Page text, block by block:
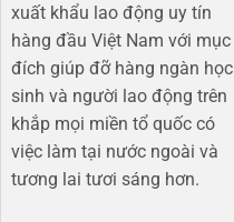
xuất khẩu lao động uy tín
hàng đầu Việt Nam với mục
đích giúp đỡ hàng ngàn học
sinh và người lao động trên
khắp mọi miền tổ quốc có
việc làm tại nước ngoài và
tương lai tươi sáng hơn​.